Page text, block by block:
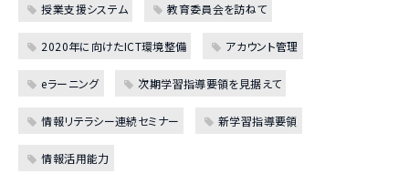
授業支援システム 教育委員会を訪ねて
2020年に向けたICT環境整備 アカウント管理
eラーニング 次期学習指導要領を見据えて
情報リテラシー連続セミナー 新学習指導要領
情報活用能力